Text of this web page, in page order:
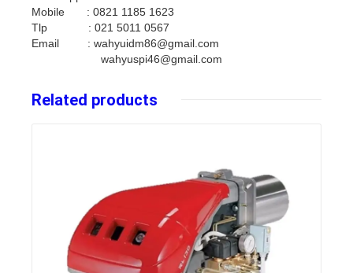
Mobile : 0821 1185 1623
Tlp : 021 5011 0567
Email : wahyuidm86@gmail.com
wahyuspi46@gmail.com
Related products
Details